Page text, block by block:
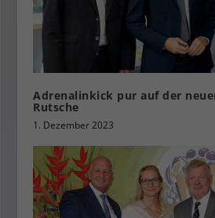
Adrenalinkick pur auf der
Rutsche
1. Dezember 2023